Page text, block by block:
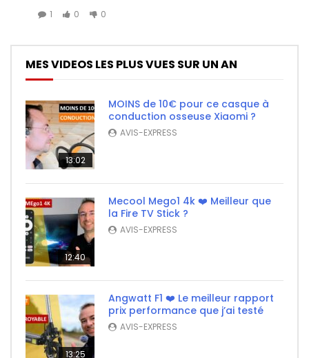
1 0 0
MES VIDEOS LES PLUS VUES SUR UN AN
13:02
MOINS de 10€ pour ce casque à
conduction osseuse Xiaomi ?
AVIS-EXPRESS
12:40
Mecool Mego1 4k ❤️ Meilleur que
la Fire TV Stick ?
AVIS-EXPRESS
13:25
Angwatt F1 ❤️ Le meilleur rapport
prix performance que j’ai testé
AVIS-EXPRESS